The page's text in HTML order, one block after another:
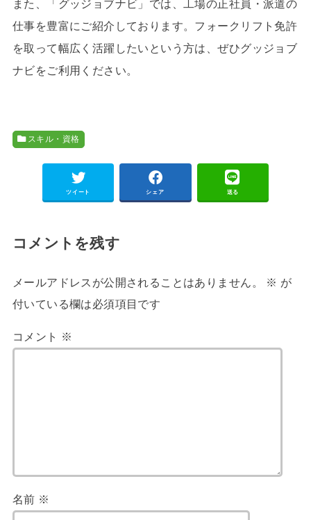
また、「グッジョブナビ」では、工場の正社員・派遣の
仕事を豊富にご紹介しております。フォークリフト免許
を取って幅広く活躍したいという方は、ぜひグッジョブ
ナビをご利用ください。
スキル・資格
ツイート シェア 送る
コメントを残す
メールアドレスが公開されることはありません。 ※ が
付いている欄は必須項目です
コメント ※
名前 ※